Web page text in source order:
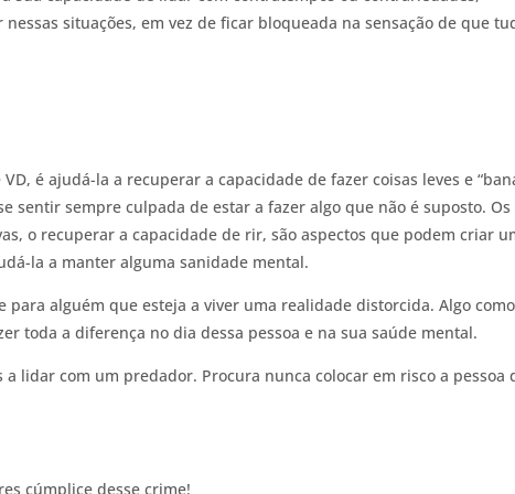
situações, em vez de ficar bloqueada na sensação de que
é ajudá-la a recuperar a capacidade de fazer coisas leves e
sentir sempre culpada de estar a fazer algo que não é suposto. Os
o recuperar a capacidade de rir, são aspectos que podem criar
la a manter alguma sanidade mental.
para alguém que esteja a viver uma realidade distorcida. Algo como
toda a diferença no dia dessa pessoa e na sua saúde mental.
a lidar com um predador. Procura nunca colocar em risco a pessoa
cúmplice desse crime!